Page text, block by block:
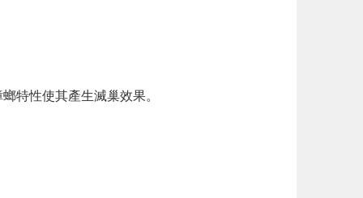
特性使其產生滅巢效果。